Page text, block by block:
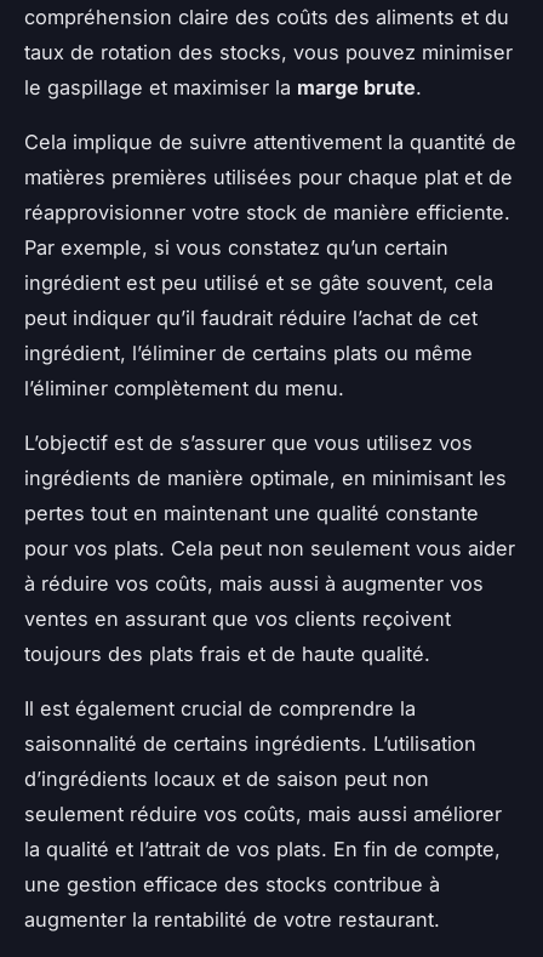
compréhension claire des coûts des aliments et du
taux de rotation des stocks, vous pouvez minimiser
le gaspillage et maximiser la marge brute.
Cela implique de suivre attentivement la quantité de
matières premières utilisées pour chaque plat et de
réapprovisionner votre stock de manière efficiente.
Par exemple, si vous constatez qu’un certain
ingrédient est peu utilisé et se gâte souvent, cela
peut indiquer qu’il faudrait réduire l’achat de cet
ingrédient, l’éliminer de certains plats ou même
l’éliminer complètement du menu.
L’objectif est de s’assurer que vous utilisez vos
ingrédients de manière optimale, en minimisant les
pertes tout en maintenant une qualité constante
pour vos plats. Cela peut non seulement vous aider
à réduire vos coûts, mais aussi à augmenter vos
ventes en assurant que vos clients reçoivent
toujours des plats frais et de haute qualité.
Il est également crucial de comprendre la
saisonnalité de certains ingrédients. L’utilisation
d’ingrédients locaux et de saison peut non
seulement réduire vos coûts, mais aussi améliorer
la qualité et l’attrait de vos plats. En fin de compte,
une gestion efficace des stocks contribue à
augmenter la rentabilité de votre restaurant.